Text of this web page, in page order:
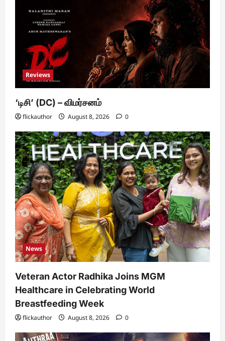
Reviews
‘டிசி’ (DC) – விமர்சனம்
flickauthor August 8, 2026 0
News
Veteran Actor Radhika Joins MGM
Healthcare in Celebrating World
Breastfeeding Week
flickauthor August 8, 2026 0